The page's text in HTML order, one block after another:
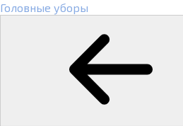
Головные уборы